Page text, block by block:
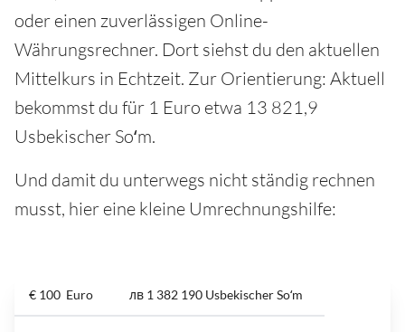
oder einen zuverlässigen Online-
Währungsrechner. Dort siehst du den aktuellen
Mittelkurs in Echtzeit. Zur Orientierung: Aktuell
bekommst du für 1 Euro etwa 13 821,9
Usbekischer Soʻm.
Und damit du unterwegs nicht ständig rechnen
musst, hier eine kleine Umrechnungshilfe:
€ 100 Euro лв 1 382 190 Usbekischer Soʻm